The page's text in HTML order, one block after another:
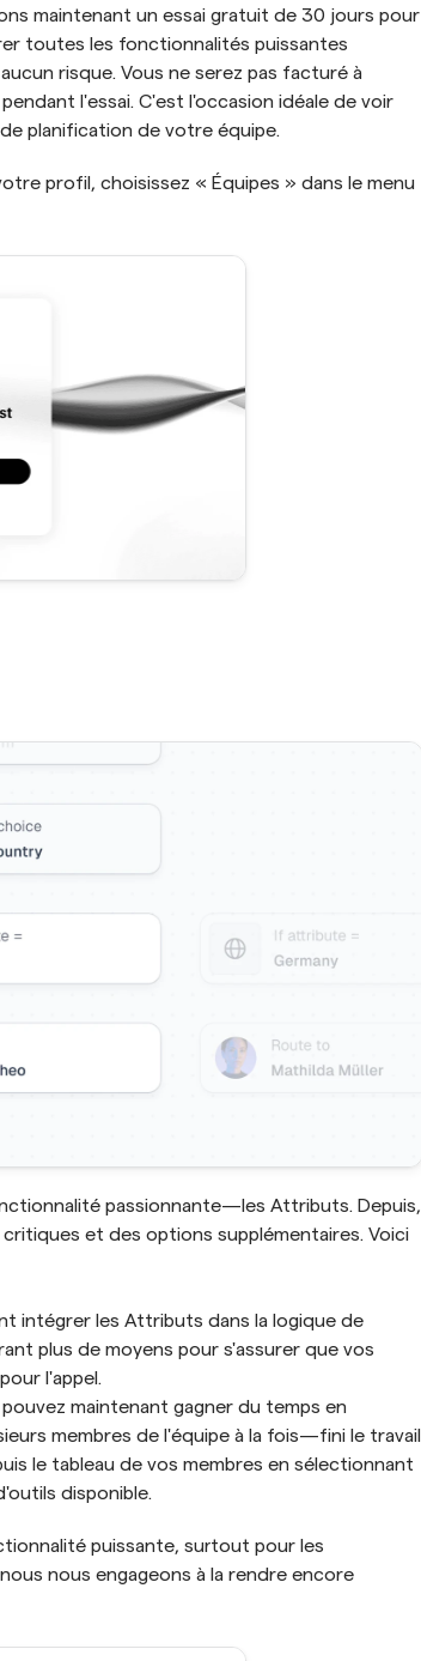
maintenant un essai gratuit de 30 jours pour
toutes les fonctionnalités puissantes
risque. Vous ne serez pas facturé à
l'essai. C'est l'occasion idéale de voir
planification de votre équipe.
profil, choisissez « Équipes » dans le menu
passionnante—les Attributs. Depuis,
et des options supplémentaires. Voici
intégrer les Attributs dans la logique de
plus de moyens pour s'assurer que vos
l'appel.
pouvez maintenant gagner du temps en
membres de l'équipe à la fois—fini le travail
le tableau de vos membres en sélectionnant
disponible.
puissante, surtout pour les
nous engageons à la rendre encore